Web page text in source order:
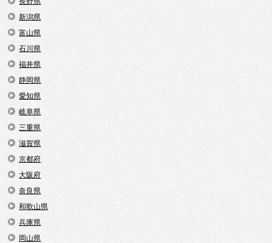
新潟県
富山県
石川県
福井県
静岡県
愛知県
岐阜県
三重県
滋賀県
京都府
大阪府
奈良県
和歌山県
兵庫県
岡山県